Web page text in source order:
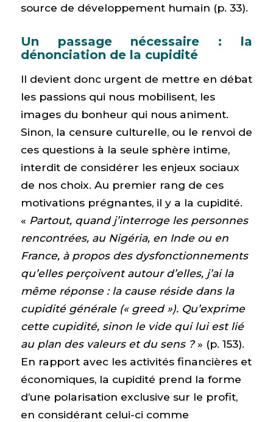
source de développement humain (p. 33).
Un passage nécessaire : la
dénonciation de la cupidité
Il devient donc urgent de mettre en débat
les passions qui nous mobilisent, les
images du bonheur qui nous animent.
Sinon, la censure culturelle, ou le renvoi de
ces questions à la seule sphère intime,
interdit de considérer les enjeux sociaux
de nos choix. Au premier rang de ces
motivations prégnantes, il y a la cupidité.
« Partout, quand j’interroge les personnes
rencontrées, au Nigéria, en Inde ou en
France, à propos des dysfonctionnements
qu’elles perçoivent autour d’elles, j’ai la
même réponse : la cause réside dans la
cupidité générale (« greed »). Qu’exprime
cette cupidité, sinon le vide qui lui est lié
au plan des valeurs et du sens ?» (p. 153).
En rapport avec les activités financières et
économiques, la cupidité prend la forme
d’une polarisation exclusive sur le profit,
en considérant celui-ci comme